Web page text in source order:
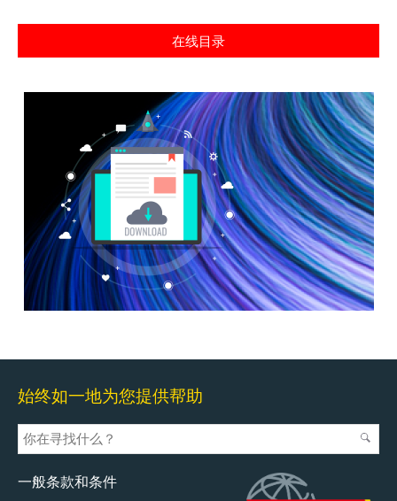
在线目录
始终如一地为您提供帮助
一般条款和条件